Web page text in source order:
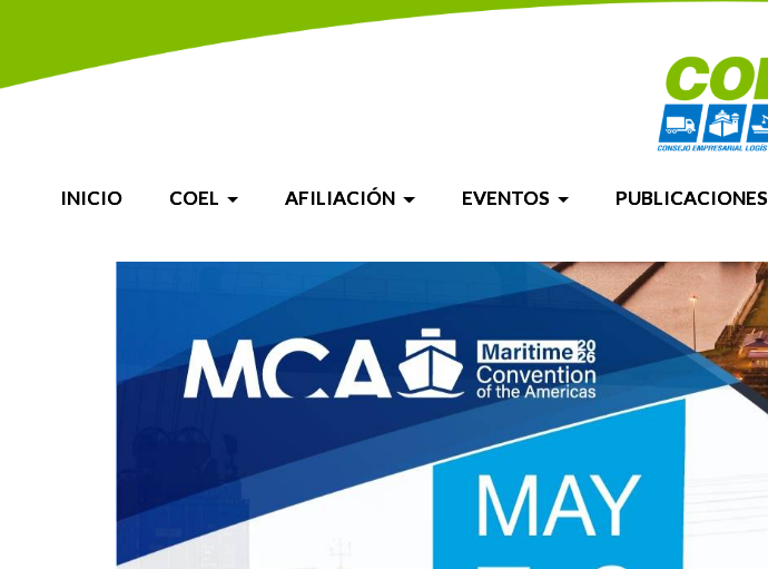
INICIO COEL AFILIACIÓN EVENTOS PUBLICACIONES